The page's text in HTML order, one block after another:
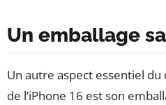
Un emballage
Un autre aspect essentiel
de l’iPhone 16 est son